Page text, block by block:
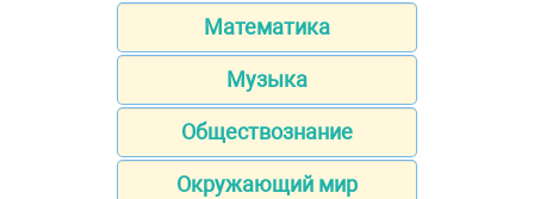
Математика
Музыка
Обществознание
Окружающий мир